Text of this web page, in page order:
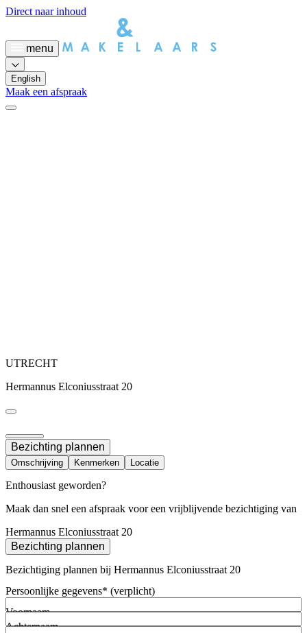
Direct naar inhoud
menu
English
Maak een afspraak
UTRECHT
Hermannus Elconiusstraat 20
Bezichting plannen
Omschrijving Kenmerken Locatie
Enthousiast geworden?
Maak dan snel een afspraak voor een vrijblijvende bezichtiging van
Hermannus Elconiusstraat 20
Bezichting plannen
Bezichtiging plannen bij Hermannus Elconiusstraat 20
Persoonlijke gegevens* (verplicht)
Voornaam
Achternaam